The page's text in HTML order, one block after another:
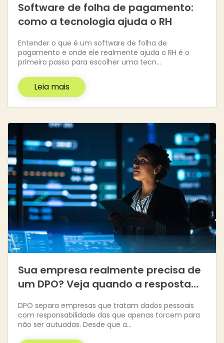
Software de folha de pagamento:
como a tecnologia ajuda o RH
Entender o que é um software de folha de
pagamento e onde ele realmente ajuda o RH é o
primeiro passo para escolher uma tecn…
Leia mais
Sua empresa realmente precisa de
um DPO? Veja quando a resposta…
DPO separa empresas que tratam dados pessoais
com responsabilidade das que apenas torcem para
não ser autuadas. Desde que a…